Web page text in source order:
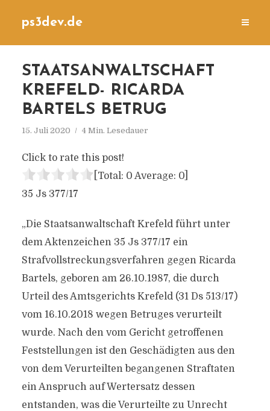
ps3dev.de
STAATSANWALTSCHAFT
KREFELD- RICARDA
BARTELS BETRUG
15. Juli 2020 4 Min. Lesedauer
Click to rate this post!
[Total: 0 Average: 0]
35 Js 377/17
„Die Staatsanwaltschaft Krefeld führt unter
dem Aktenzeichen 35 Js 377/17 ein
Strafvollstreckungsverfahren gegen Ricarda
Bartels, geboren am 26.10.1987, die durch
Urteil des Amtsgerichts Krefeld (31 Ds 513/17)
vom 16.10.2018 wegen Betruges verurteilt
wurde. Nach den vom Gericht getroffenen
Feststellungen ist den Geschädigten aus den
von dem Verurteilten begangenen Straftaten
ein Anspruch auf Wertersatz dessen
entstanden, was die Verurteilte zu Unrecht